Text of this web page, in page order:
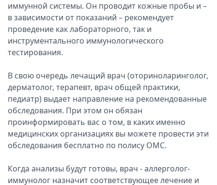
иммунной системы. Он проводит кожные пробы и –
в зависимости от показаний – рекомендует
проведение как лабораторного, так и
инструментального иммунологического
тестирования.
В свою очередь лечащий врач (оториноларинголог,
дерматолог, терапевт, врач общей практики,
педиатр) выдает направление на рекомендованные
обследования. При этом он обязан
проинформировать вас о том, в каких именно
медицинских организациях вы можете провести эти
обследования бесплатно по полису ОМС.
Когда анализы будут готовы, врач - аллерголог-
иммунолог назначит соответствующее лечение и